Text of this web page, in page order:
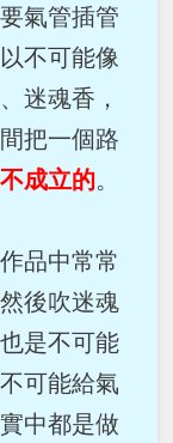
氣管插管
不可能像
迷魂香，
把一個路
成立的。
品中常常
後吹迷魂
是不可能
可能給氣
中都是做